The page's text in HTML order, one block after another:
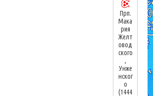
Прп.
Мака
рия
Желт
овод
ского
,
Унже
нског
о
(1444